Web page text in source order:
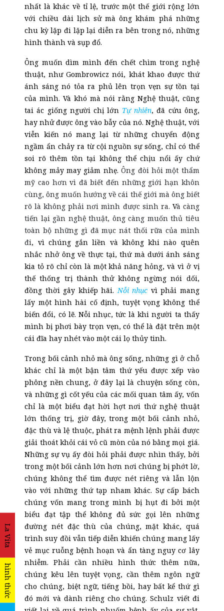
La Vita
hình thức
nhất là khác về tỉlệ, trước một thế giới rộng lớn
với chiều dài lịch sử mà ông khám phá những
chu kỳ lặp đi lặp lại diễn ra bên trong nó, những
hình thành và sụp đổ.
Ông muốn dìm mình đến chết chìm trong nghệ
thuật, như Gombrowicz nói, khát khao được thứ
ánh sáng nó tỏa ra phủ lên trọn vẹn sự tồn tại
của mình. Và khó mà nói rằng Nghệ thuật, cũng
tai ác giống người chị lớn Tự nhiên, đã cứu ông,
hay nhử được ông vào bẫy của nó. Nghệ thuật, với
viễn kiến nó mang lại từ những chuyển động
ngầm ẩn chảy ra từ cội nguồn sự sống, chỉ có thể
soi rõ thêm tồn tại không thể chịu nổi ấy chứ
không mảy may giảm nhẹ.Ông đòi hỏi một thẩm
mỹ cao hơn vì đã biết đến những giới hạn khôn
cùng, ông muốn hướng về cái thế giới mà ông biết
rõ là không phải nơi mình được sinh ra. Và càng
tiến lại gần nghệ thuật, ông càng muốn thủ tiêu
toàn bộ những gì đã mục nát thối rữa của mình
đi, vì chúng gắn liền và không khi nào quên
nhắc nhở ông về thực tại, thứ mà dưới ánh sáng
kia tỏ rõ chỉ còn là một khả năng hỏng, và vì ở vị
thế thống trị thành thử không ngừng nói dối,
đồng thời gây khiếp hãi.Nỗi nhục vì phải mang
lấy một hình hài cố định, tuyệt vọng không thể
biến đổi, có lẽ. Nỗi nhục, tức là khi người ta thấy
mình bị phơi bày trọn vẹn, có thể là đặt trên một
cái đĩa hay nhét vào một cái lọ thủy tinh.
Trong bối cảnh nhỏ mà ông sống, những gì ở chỗ
khác chỉ là một bận tâm thứ yếu được xếp vào
phông nền chung, ở đây lại là chuyện sống còn,
và những gì cốt yếu của cácmối quan tâm ấy, vốn
chỉ là một biểu đạt hời hợt nơi thứ nghệ thuật
lớn thống trị, giờ đây, trong một bối cảnh nhỏ,
đặc thù và lệ thuộc, phát ra mệnh lệnh phải được
giải thoát khỏi cái vỏ cũ mòn của nó bằng mọi giá.
Những sự vụ ấy đòi hỏi phải được nhìn thấy, bởi
trong một bối cảnh lớn hơn nơi chúng bị phớt lờ,
chúng không thể tìm được nét riêng và lẫn lộn
vào với những thứ tạp nham khác. Sự cấp bách
chúng vốn mang trong mình bị hụt đi bởi một
biểu đạt tập thể không đủ sức gọi lên những
đường nét đặc thù của chúng, mặt khác, quá
trình suy đồi vẫn tiếp diễn khiến chúng mang lấy
vẻ mục ruỗng bệnh hoạn và ẩn tàng nguy cơ lây
nhiễm. Phải cần nhiều hình thức thêm nữa,
chúng kêu lên tuyệt vọng, cần thêm ngôn ngữ
cho chúng, biệt ngữ, tiếng bồi, hay bất kể thứ gì
đó mới và dành riêng cho chúng. Schulz viết đi